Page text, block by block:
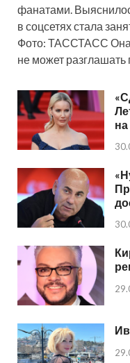
фанатами.
в соцсетях стала
Фото: ТАССТАСС Она
не может разглашать